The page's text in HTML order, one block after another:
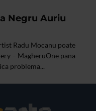
Negru Auriu
Radu Mocanu poate
– MagheruOne pana
problema...